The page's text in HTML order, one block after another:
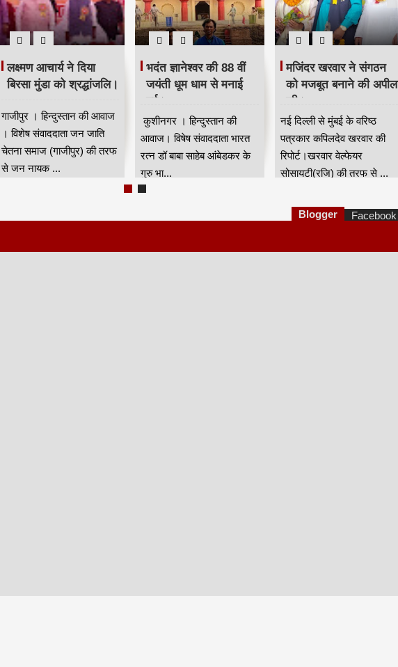
लक्ष्मण आचार्य ने दिया
बिरसा मुंडा को श्रद्धांजलि।
गाजीपुर । हिन्दुस्तान की आवाज
। विशेष संवाददाता जन जाति
चेतना समाज (गाजीपुर) की तरफ
से जन नायक ...
भदंत ज्ञानेश्वर की 88 वीं
जयंती धूम धाम से मनाई
गई।
कुशीनगर । हिन्दुस्तान की
आवाज। विषेष संवाददाता भारत
रत्न डॉ बाबा साहेब आंबेडकर के
गुरु भा...
मजिंदर खरवार ने संगठन
को मजबूत बनाने की अपील
की।
नई दिल्ली से मुंबई के वरिष्ठ
पत्रकार कपिलदेव खरवार की
रिपोर्ट।खरवार वेल्फेयर
सोसायटी(रजि) की तरफ से ...
Blogger Facebook